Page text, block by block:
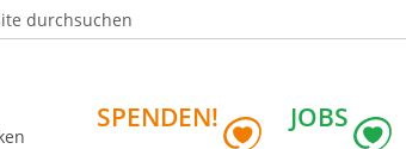
durchsuchen
SPENDEN! JOBS